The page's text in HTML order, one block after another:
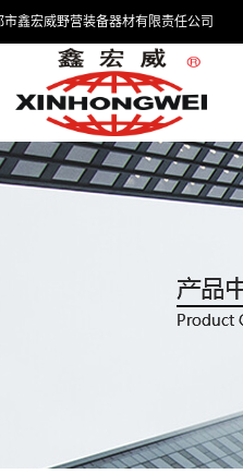
市鑫宏威野营装备器材有限责任公司